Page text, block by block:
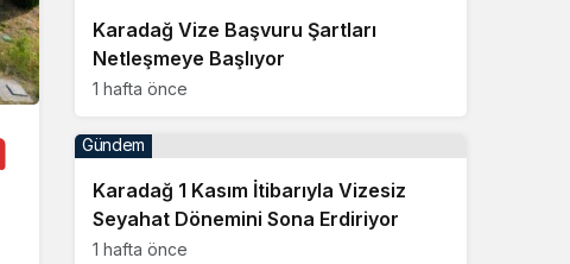
Karadağ Vize Başvuru Şartları
Netleşmeye Başlıyor
1 hafta önce
Karadağ 1 Kasım İtibarıyla Vizesiz
Seyahat Dönemini Sona Erdiriyor
1 hafta önce
Gündem